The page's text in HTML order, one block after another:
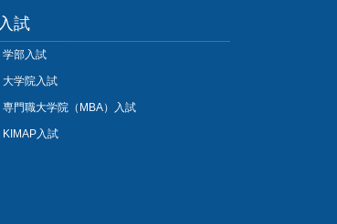
入試
学部入試
大学院入試
専門職大学院（MBA）入試
KIMAP入試